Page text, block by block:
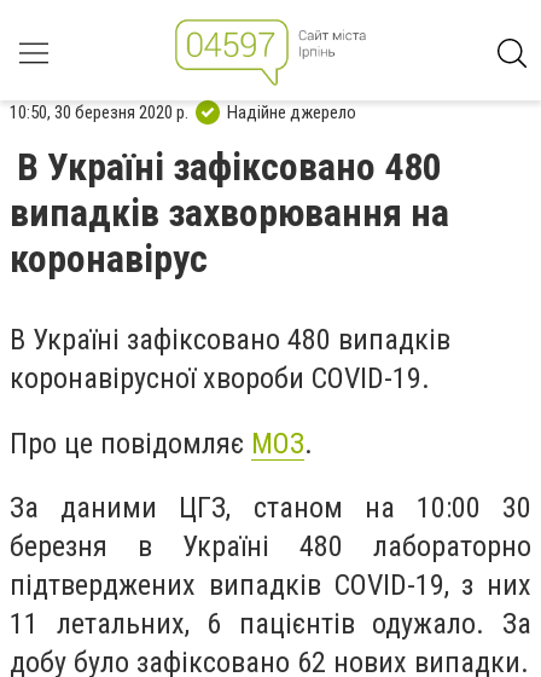
10:50, 30 березня 2020 р. Надійне джерело
В Україні зафіксовано 480
випадків захворювання на
коронавірус
В Україні зафіксовано 480 випадків
коронавірусної хвороби COVID-19.
Про це повідомляє МОЗ.
За даними ЦГЗ, станом на 10:00 30
березня в Україні 480 лабораторно
підтверджених випадків COVID-19, з них
11 летальних, 6 пацієнтів одужало. За
добу було зафіксовано 62 нових випадки.